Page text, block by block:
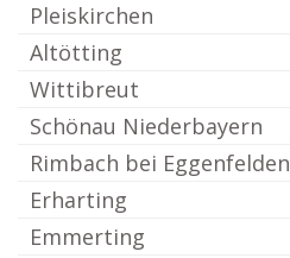
Pleiskirchen
Altötting
Wittibreut
Schönau Niederbayern
Rimbach bei Eggenfelden
Erharting
Emmerting